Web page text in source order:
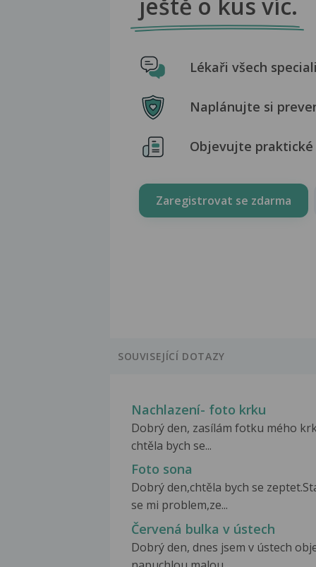
Lékaři všech
Naplánujte si
Objevujte
Zaregistrovat se zdarma
SOUVISEJÍCÍ DOTAZY
Nachlazení- foto krku
Dobrý den, zasílám fotku mého
chtěla bych se...
Foto sona
Dobrý den,chtěla bych se
se mi problem,ze...
Červená bulka v ústech
Dobrý den, dnes jsem v ústech